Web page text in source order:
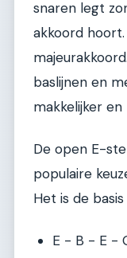
snaren legt
akkoord
baslijnen en
makkelijker en
De open E-
populaire
Het is de
E - B - E -